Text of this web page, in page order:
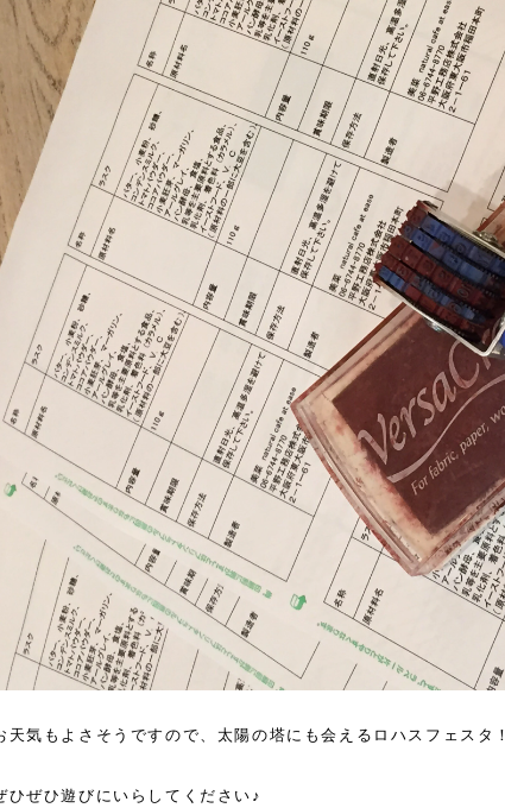
天気もよさそうですので、太陽の塔にも会えるロハスフェスタ！
ひぜひ遊びにいらしてください♪